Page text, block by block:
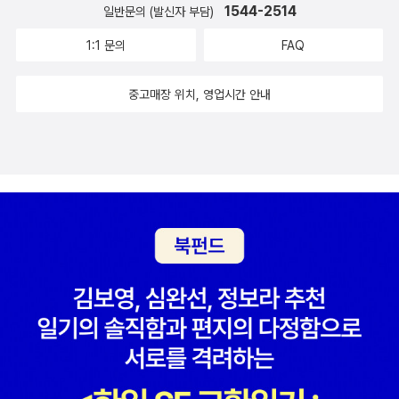
놓인다. '끝이 있다'와 공간에 대한 '정'은 이 구조에서 보이지 않는다.
'끝이 있다'를 부정하고, 논증을 '끝이 없다'로 마치는 이 구조는 무엇
는 '끝이 있다'는 존재에 대한 강한 부정이 아닐까. '끝이 있다'를 생략
로부터 욕망이 무한하다는 결론이 <환상록>에서 내려진다. 사랑은
결코 끝나지 않을 것이라는 외침에 지쳐서, 나의 사랑은 끝난다. 그 외
없다는 것이지요. 이로써 칸트적 모순으로부터 도출된 사랑의 유한
성과 욕망의 무한성이 <환상록>에서 어떻게 증명되는가를 알 수 있
지만, 이에 대해 헤겔(Georg Wilhelm Friedrich Hegel, 1770 ~ 1
831)은 분명 다음과 같은 문제를 제기할 것이다. 사랑이 유한하다는
존재이든 나름대로의 체계성을 가지고 있기 때문이다. _ 박영욱, <데
리다 & 들뢰즈 : 의미와 무의미의 경계에서>, p113 들뢰즈의 기계 개
의 의식과 무의식, 욕망과 충동과 연관지어 볼 수 있다. 다만, 들뢰즈
aux: Capitalisme et Schizophrenie>은 이러한 관점에서 들뢰즈
인 체계를 '수목 樹木적인 것'이라고 부르고, 기계적이고 이념적인 체
계를 '리좀 rhizome적인 것'이라고 부른다.(p125)... 수목은 수직적
이며 위계적인 구조를 상징하며 통일성과 동질성을 특성으로 한다.
반면, 땅속에서 수없이 줄기와 뿌리가 무한 증식하는 땅속줄기 식물
들을 보자. 리좀은 수평적이고 탈중심적이며, 무한한 생산성과 다양
성, 개방성이 특징이다.(p126)... 들뢰즈와 가타리는 이러한 구분을
파시즘과 전체주의는 구분에도 적용한다. 결론적으로 말하면, 파시즘
아닌, 의식과 대상을 인정하고 이들간의 지향적 상관관계를 체계적으
대상간의 유동적이며 중첩되는 관계가 저마다 의미가 있기 때문에,
방법을 통해 수많은 현상들 속에서 의미를 발견하는 것. 마치 스피노
관심들과 대상을 서로 다른 관점에서 바라보는 방식들 중에 무엇이
가장 근본적이겠는가? 가장 근본적인 방식은 바로 우리가 마주하는
이 각 관점과 상황에 따라 다르게 인식된다는 것을 이해하는 것이다.
그것이 바로 '의미 현상'을 현상학적 관점에서 접근하는 태도이기도
하다. 그리고 후설은 이러한 태도야말로 참된 의미의 객관성이라고
질 수 있다는 데에 있다. _ 이양수, <롤스 & 매킨타이어 : 정의로운 삶
의 조건>, p83 마치 아인슈타인(Albert Einstein, 1879 ~ 1955)
험을 통해 이상적인 낙원인 엘리시움(Elysium)과 같은 이상 사회를
해 보편타당한 법칙을 도출해낸다는 점에서 롤스와 플라톤(Platon,
다. 다만, 플라톤의 '동굴의 비유'에서 죄수는 빛을 찾기 위해 죄수 자
신이 보고 있던 흐릿한 모습을 버리고 동굴 밖으로 나갔다면, 롤스의
이론에서는 정의의 이데아를 위해 흐릿한 베일이 필요하다는 점은 다
소 차이가 느껴진다. 롤스의 정의관은 적어도 다음 두 가지 근본원칙
에 기초한다. 1) 모두와 조화롭게 살 수 있는 평등권과 자유권이 구비
된 최상의 체제에서 동등한 자격을 갖는다. 2) 사회, 경제적 불평등은
다음 두 가지 조건을 충족하는 범위 내에서 받아들여진다. 첫째는 모
리고 말았소. 그 얼굴은 진짜 소녀의 얼굴이었소. 그대는 그녀가 살아
2) <변신이야기>10권 <퓌그말리온의 기도>中퓌그말리온이 마치
한, 인간의 모사품이었을 뿐이다. 이 지점에서 복제(複製)에 대해 말
한 발터 벤야민(Walter Bendix Schonflies Benjamin, 1892 ~ 1
940)의 <기술복제시대의 예술작품 Das Kunstwerk im Zeitalter
seiner technischen Reproduziebarkeit>을 찾아보자. 1900년
전후에 기술적 복제는 그것이 전승된 예술작품 전체를 대상으로 만들
고 예술작품의 영향력에 심대한 변화를 끼치기 시작했을 뿐만 아니라
예술의 작업방식에서 독자적인 자리를 점유하게 될 정도의 수준에 도
일반문의 (발신자 부담) 1544-2514
1:1 문의 FAQ
중고매장 위치, 영업시간 안내